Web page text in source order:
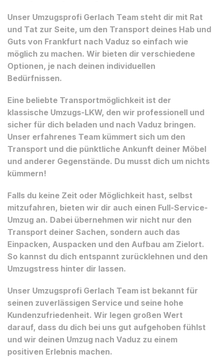
Unser Umzugsprofi Gerlach Team steht dir mit Rat
und Tat zur Seite, um den Transport deines Hab und
Guts von Frankfurt nach Vaduz so einfach wie
möglich zu machen. Wir bieten dir verschiedene
Optionen, je nach deinen individuellen
Bedürfnissen.
Eine beliebte Transportmöglichkeit ist der
klassische Umzugs-LKW, den wir professionell und
sicher für dich beladen und nach Vaduz bringen.
Unser erfahrenes Team kümmert sich um den
Transport und die pünktliche Ankunft deiner Möbel
und anderer Gegenstände. Du musst dich um nichts
kümmern!
Falls du keine Zeit oder Möglichkeit hast, selbst
mitzufahren, bieten wir dir auch einen Full-Service-
Umzug an. Dabei übernehmen wir nicht nur den
Transport deiner Sachen, sondern auch das
Einpacken, Auspacken und den Aufbau am Zielort.
So kannst du dich entspannt zurücklehnen und den
Umzugstress hinter dir lassen.
Unser Umzugsprofi Gerlach Team ist bekannt für
seinen zuverlässigen Service und seine hohe
Kundenzufriedenheit. Wir legen großen Wert
darauf, dass du dich bei uns gut aufgehoben fühlst
und wir deinen Umzug nach Vaduz zu einem
positiven Erlebnis machen.